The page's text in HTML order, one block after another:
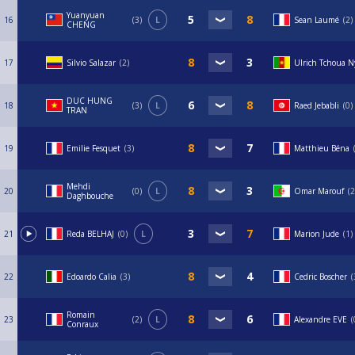
16
Yuanyuan
CHENG
3 L Sean Laumé 2
17 Silvio Salazar 2 Ulrich Tchoua
18
DUC HUNG
TRAN
3 L Raed Jebabli 0
19 Emilie Fesquet 3 Matthieu Béna
20
Mehdi
Daghbouche
0 L Omar Marouf 2
21 Reda BELHAJ 0 L Marion Jude 1
22 Edoardo Calia 3 Cedric Boscher
23
Romain
Conraux
2 L Alexandre EVE